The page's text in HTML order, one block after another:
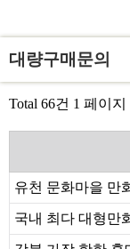
대량구매문의
Total 66건 1 페이지
유천 문화마을 만
국내 최다 대형만